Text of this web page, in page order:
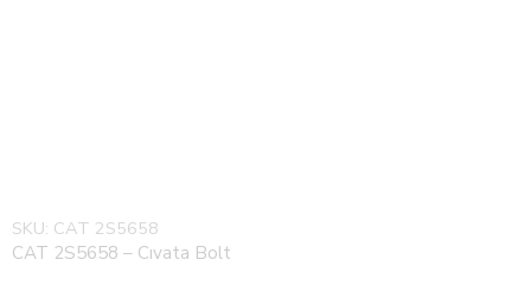
SKU: CAT 2S5658
CAT 2S5658 – Cıvata Bolt